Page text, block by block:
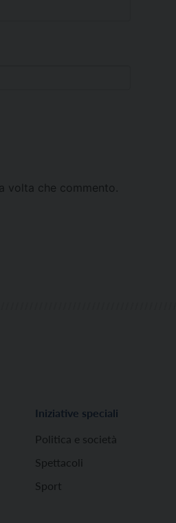
volta che commento.
Iniziative speciali
Politica e società
Spettacoli
Sport